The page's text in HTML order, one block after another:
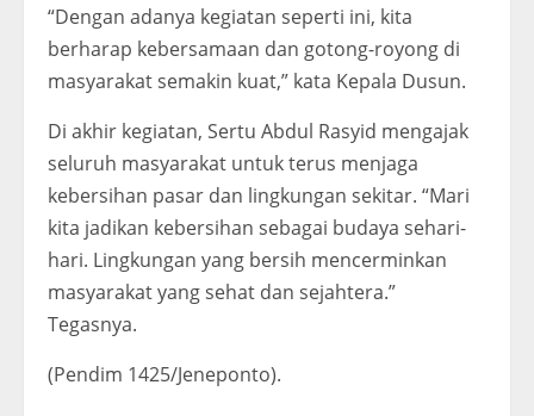
“Dengan adanya kegiatan seperti ini, kita
berharap kebersamaan dan gotong-royong di
masyarakat semakin kuat,” kata Kepala Dusun.
Di akhir kegiatan, Sertu Abdul Rasyid mengajak
seluruh masyarakat untuk terus menjaga
kebersihan pasar dan lingkungan sekitar. “Mari
kita jadikan kebersihan sebagai budaya sehari-
hari. Lingkungan yang bersih mencerminkan
masyarakat yang sehat dan sejahtera.”
Tegasnya.
(Pendim 1425/Jeneponto).